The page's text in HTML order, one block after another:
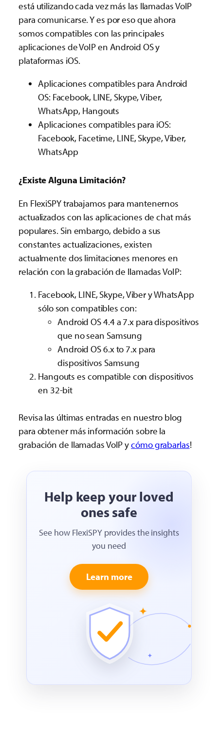
está utilizando cada vez más las llamadas VoIP
para comunicarse. Y es por eso que ahora
somos compatibles con las principales
aplicaciones de VoIP en Android OS y
plataformas iOS.
Aplicaciones compatibles para Android
OS: Facebook, LINE, Skype, Viber,
WhatsApp, Hangouts
Aplicaciones compatibles para iOS:
Facebook, Facetime, LINE, Skype, Viber,
WhatsApp
¿Existe Alguna Limitación?
En FlexiSPY trabajamos para mantenernos
actualizados con las aplicaciones de chat más
populares. Sin embargo, debido a sus
constantes actualizaciones, existen
actualmente dos limitaciones menores en
relación con la grabación de llamadas VoIP:
Facebook, LINE, Skype, Viber y WhatsApp
sólo son compatibles con:
Android OS 4.4 a 7.x para dispositivos
que no sean Samsung
Android OS 6.x to 7.x para
dispositivos Samsung
Hangouts es compatible con dispositivos
en 32-bit
Revisa las últimas entradas en nuestro blog
para obtener más información sobre la
grabación de llamadas VoIP ycómo grabarlas!
Help keep your loved
ones safe
See how FlexiSPY provides the insights
you need
Learn more